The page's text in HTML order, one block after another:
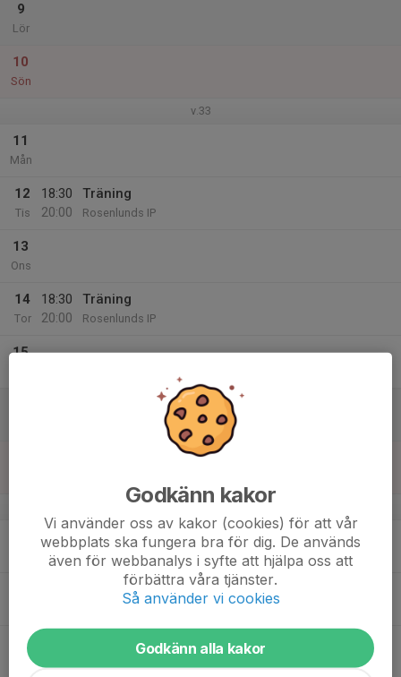
9
Lör
10
Sön
v.33
11
Mån
12
Tis
18:30
20:00
Träning
Rosenlunds IP
13
Ons
14
Tor
18:30
20:00
Träning
Rosenlunds IP
15
v.34
Träning
20
Ons
Godkänn kakor
Vi använder oss av kakor (cookies) för att vår
webbplats ska fungera bra för dig. De används
även för webbanalys i syfte att hjälpa oss att
förbättra våra tjänster.
Så använder vi cookies
Godkänn alla kakor